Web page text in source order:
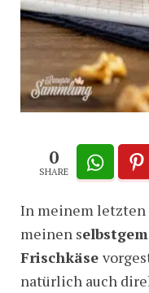
0
SHARE
In meinem letzten
meinen s
Frischkäse
natürlich auch